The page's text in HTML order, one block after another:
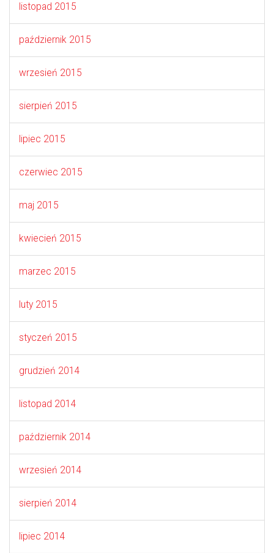
listopad 2015
październik 2015
wrzesień 2015
sierpień 2015
lipiec 2015
czerwiec 2015
maj 2015
kwiecień 2015
marzec 2015
luty 2015
styczeń 2015
grudzień 2014
listopad 2014
październik 2014
wrzesień 2014
sierpień 2014
lipiec 2014